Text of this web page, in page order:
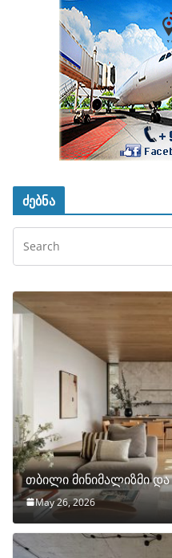
ძებნა
თბილი მინიმალიზმი
May 26, 2026